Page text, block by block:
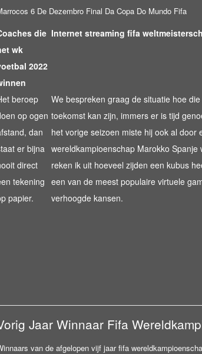
6 De Dezembro Final Da Copa Do Mundo Fifa
die
wk
2022
Internet streaming fifa
beroep
op ogen
dan
er bijna
direct
tekening
papier.
We bespreken graag de situatie hoe
toekomst kan zijn, immers er is tijd
het vorige seizoen miste hij ook al door
wereldkampioenschap Marokko
reken ik uit hoeveel zijden een kubus
een van de meest populaire virtuele
verhoogde kansen.
Jaar Winnaar Fifa
van de afgelopen vijf jaar fifa